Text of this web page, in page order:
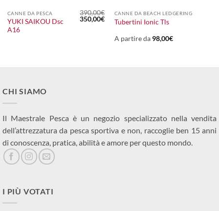
CANNE DA PESCA
YUKI SAIKOU Dsc
A16
390,00€
Il
prezzo
350,00€Il
prezzo
350,00€.
CANNE DA BEACH LEDGERING
Tubertini Ionic Tls
A partire da 98,00€
CHI SIAMO
Il Maestrale Pesca è un negozio specializzato nella vendita
dell’attrezzatura da pesca sportiva e non, raccoglie ben 15 anni
di conoscenza, pratica, abilità e amore per questo mondo.
I PIÙ VOTATI